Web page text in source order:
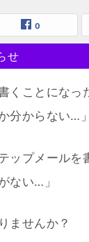
0
せ
くことになっ
分からない…」
ップメールを
ない…」
ませんか？